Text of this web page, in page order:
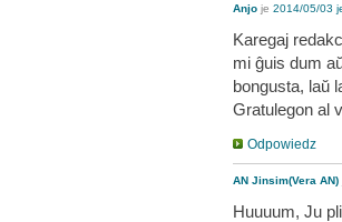
Anjo je 2014/05/03
Karegaj
mi ĝuis dum
bongusta, laŭ
Gratulegon al
Odpowiedz
AN Jinsim(Vera AN)
Huuuum, Ju